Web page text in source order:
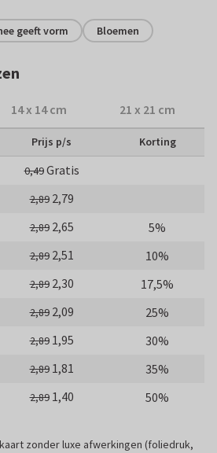
geeft vorm Bloemen
14 x 14 cm 21 x 21 cm
Prijs p/s Korting
0,49Gratis
2,89 2,79
2,89 2,65
5%
2,89 2,51
10%
2,89 2,30
17,5%
2,89 2,09
25%
2,89 1,95
30%
2,89 1,81
35%
2,89 1,40 50%
zonder luxe afwerkingen (foliedruk,